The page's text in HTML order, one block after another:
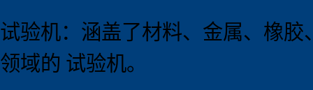
试验机：涵盖了材料、金属、橡
领域的 试验机。